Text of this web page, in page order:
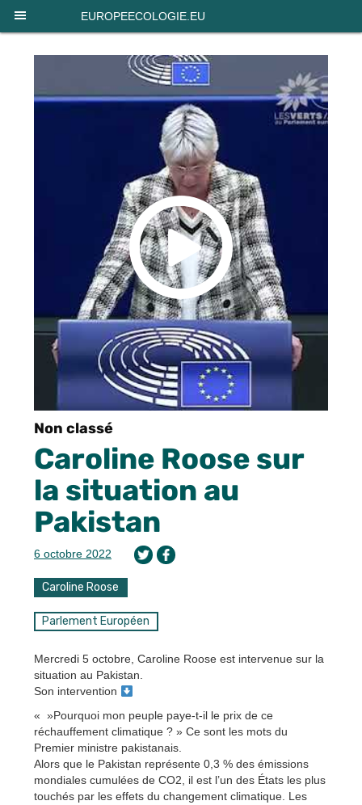
EUROPEECOLOGIE.EU
Non classé
Caroline Roose sur
la situation au
Pakistan
6 octobre 2022
Caroline Roose
Parlement Européen
Mercredi 5 octobre, Caroline Roose est intervenue sur la
situation au Pakistan.
Son intervention
« »Pourquoi mon peuple paye-t-il le prix de ce
réchauffement climatique ? » Ce sont les mots du
Premier ministre pakistanais.
Alors que le Pakistan représente 0,3 % des émissions
mondiales cumulées de CO2, il est l’un des États les plus
touchés par les effets du changement climatique. Les